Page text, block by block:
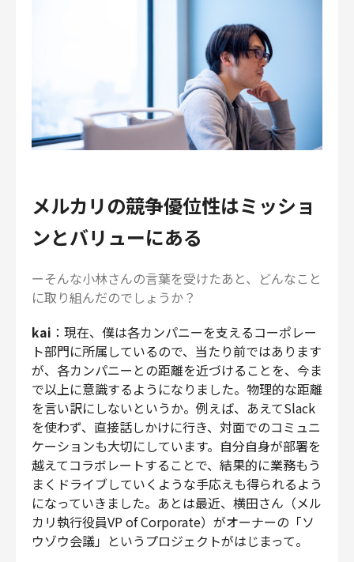
メルカリの競争優位性はミッショ
ンとバリューにある
ーそんな小林さんの言葉を受けたあと、どんなこと
に取り組んだのでしょうか？
kai ：現在、僕は各カンパニーを支えるコーポレー
ト部門に所属しているので、当たり前ではあります
が、各カンパニーとの距離を近づけることを、今ま
で以上に意識するようになりました。物理的な距離
を言い訳にしないというか。例えば、あえてSlack
を使わず、直接話しかけに行き、対面でのコミュニ
ケーションも大切にしています。自分自身が部署を
越えてコラボレートすることで、結果的に業務もう
まくドライブしていくような手応えも得られるよう
になっていきました。あとは最近、横田さん（メル
カリ執行役員VP of Corporate）がオーナーの「ソ
ウゾウ会議」というプロジェクトがはじまって。